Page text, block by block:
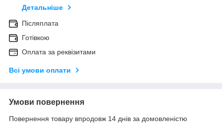
Детальніше
Післяплата
Готівкою
Оплата за реквізитами
Всі умови оплати
Умови повернення
Повернення товару впродовж 14 днів за домовленістю